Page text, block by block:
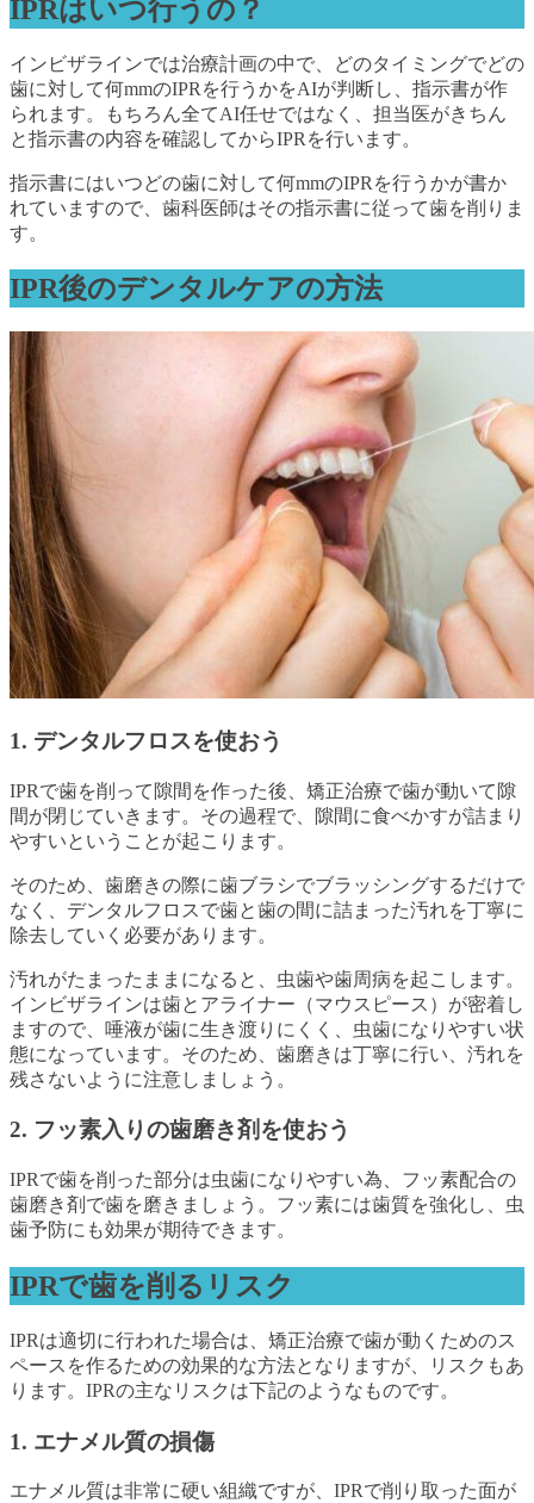
IPRはいつ行うの？
インビザラインでは治療計画の中で、どのタイミングでどの
歯に対して何mmのIPRを行うかをAIが判断し、指示書が作
られます。もちろん全てAI任せではなく、担当医がきちん
と指示書の内容を確認してからIPRを行います。
指示書にはいつどの歯に対して何mmのIPRを行うかが書か
れていますので、歯科医師はその指示書に従って歯を削りま
す。
IPR後のデンタルケアの方法
1. デンタルフロスを使おう
IPRで歯を削って隙間を作った後、矯正治療で歯が動いて隙
間が閉じていきます。その過程で、隙間に食べかすが詰まり
やすいということが起こります。
そのため、歯磨きの際に歯ブラシでブラッシングするだけで
なく、デンタルフロスで歯と歯の間に詰まった汚れを丁寧に
除去していく必要があります。
汚れがたまったままになると、虫歯や歯周病を起こします。
インビザラインは歯とアライナー（マウスピース）が密着し
ますので、唾液が歯に生き渡りにくく、虫歯になりやすい状
態になっています。そのため、歯磨きは丁寧に行い、汚れを
残さないように注意しましょう。
2. フッ素入りの歯磨き剤を使おう
IPRで歯を削った部分は虫歯になりやすい為、フッ素配合の
歯磨き剤で歯を磨きましょう。フッ素には歯質を強化し、虫
歯予防にも効果が期待できます。
IPRで歯を削るリスク
IPRは適切に行われた場合は、矯正治療で歯が動くためのス
ペースを作るための効果的な方法となりますが、リスクもあ
ります。IPRの主なリスクは下記のようなものです。
1. エナメル質の損傷
エナメル質は非常に硬い組織ですが、IPRで削り取った面が